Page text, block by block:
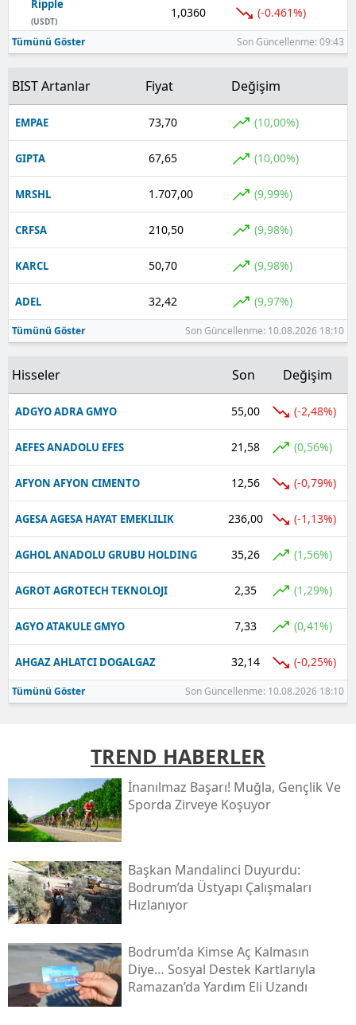
Ripple
(USDT)
1,0360 (-0.461%)
Tümünü Göster Son Güncellenme: 09:43
BIST Artanlar Fiyat Değişim
EMPAE 73,70 (10,00%)
GIPTA 67,65 (10,00%)
MRSHL 1.707,00 (9,99%)
CRFSA 210,50 (9,98%)
KARCL 50,70 (9,98%)
ADEL 32,42 (9,97%)
Tümünü Göster Son Güncellenme: 10.08.2026 18:10
Hisseler Son Değişim
ADGYO ADRA GMYO 55,00 (-2,48%)
AEFES ANADOLU EFES 21,58 (0,56%)
AFYON AFYON CIMENTO 12,56 (-0,79%)
AGESA AGESA HAYAT EMEKLILIK 236,00 (-1,13%)
AGHOL ANADOLU GRUBU HOLDING 35,26 (1,56%)
AGROT AGROTECH TEKNOLOJI 2,35 (1,29%)
AGYO ATAKULE GMYO 7,33 (0,41%)
AHGAZ AHLATCI DOGALGAZ 32,14 (-0,25%)
Tümünü Göster Son Güncellenme: 10.08.2026 18:10
TREND HABERLER
İnanılmaz Başarı! Muğla, Gençlik Ve
Sporda Zirveye Koşuyor
Başkan Mandalinci Duyurdu:
Bodrum’da Üstyapı Çalışmaları
Hızlanıyor
Bodrum’da Kimse Aç Kalmasın
Diye… Sosyal Destek Kartlarıyla
Ramazan’da Yardım Eli Uzandı